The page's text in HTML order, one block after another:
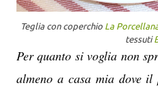
Teglia con coperchio La
tessuti
Per quanto si voglia non
almeno a casa mia dove il